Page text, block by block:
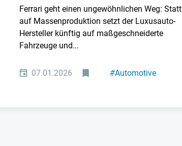
Ferrari geht einen ungewöhnlichen Weg: Statt
auf Massenproduktion setzt der Luxusauto-
Hersteller künftig auf maßgeschneiderte
Fahrzeuge und...
07.01.2026 #Automotive